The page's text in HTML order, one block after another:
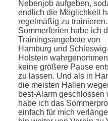
Nebenjob aufgeben,
endlich die Möglich­keit
regelmäßig zu
Sommerferien habe ich
Trainingsange­bote von
Hamburg und
Holstein
keine größere Pause
zu lassen. Und als in
die meisten Hallen
best-Alarm geschlossen
habe ich das
einfach für mich